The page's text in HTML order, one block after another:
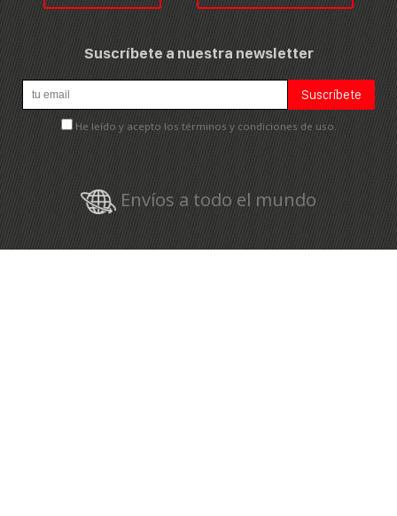
Suscríbete a nuestra newsletter
He leído y acepto los términos y condiciones de uso.
Envíos a todo el mundo